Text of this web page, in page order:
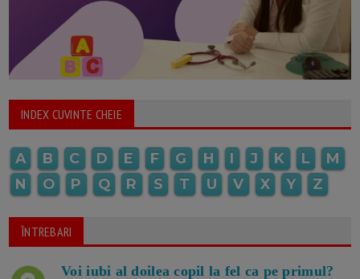
INDEX CUVINTE CHEIE
A B C D E F G H I J K L
M
N
O P Q R S T U V X Y Z
ÎNTREBARI
Voi iubi al doilea copil la fel ca pe primul?